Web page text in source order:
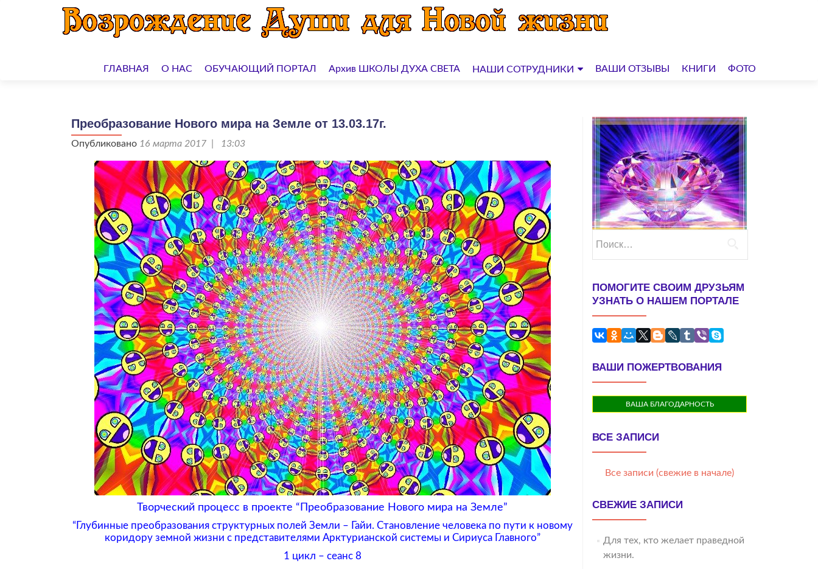
кГЛАВНАЯ О НАС ОБУЧАЮЩИЙ ПОРТАЛ Архив ШКОЛЫ ДУХА СВЕТА НАШИ СОТРУДНИКИ ВАШИ ОТЗЫВЫ КНИГИ ФОТО
Преобразование Нового мира на Земле от 13.03.17г.
Опубликовано 16 марта 2017 | 13:03
Творческий процесс в проекте “Преобразование Нового мира на Земле”
“Глубинные преобразования структурных полей Земли – Гайи. Становление человека по пути к новому
коридору земной жизни с представителями Арктурианской системы и Сириуса Главного”
1 цикл – сеанс 8
ПОМОГИТЕ СВОИМ ДРУЗЬЯМ
УЗНАТЬ О НАШЕМ ПОРТАЛЕ
ВАШИ ПОЖЕРТВОВАНИЯ
ВАША БЛАГОДАРНОСТЬ
ВСЕ ЗАПИСИ
Все записи (свежие в начале)
СВЕЖИЕ ЗАПИСИ
Для тех, кто желает праведной
жизни.